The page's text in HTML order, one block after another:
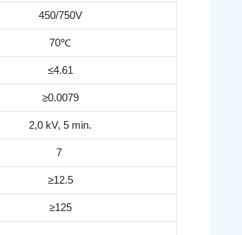
450/750V
70℃
≤4.61
≥0.0079
2,0 kV, 5 min.
7
≥12.5
≥125